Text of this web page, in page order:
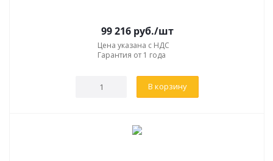
99 216руб./шт
Цена указана с НДС
Гарантия от 1 года
В корзину